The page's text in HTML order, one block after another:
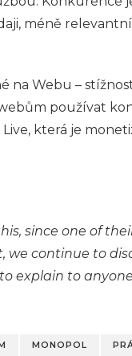
méně
na Webu –
používat
která je
since one of
we continue to
explain to
MONOPOL